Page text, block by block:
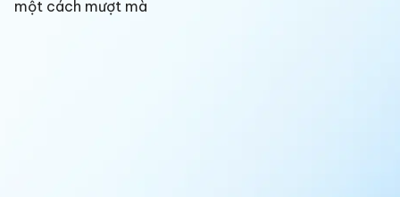
một cách mượt mà